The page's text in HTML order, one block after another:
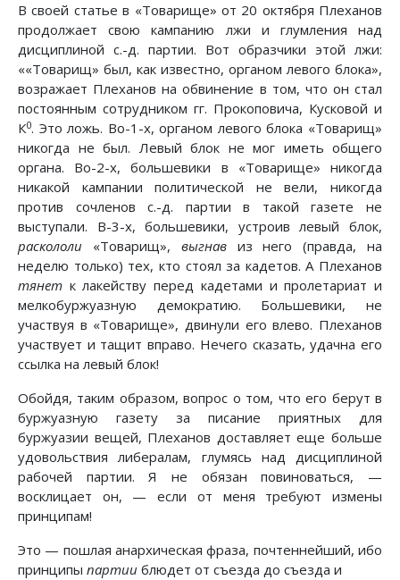
В своей статье в «Товарище» от 20 октября Плеханов
продолжает свою кампанию лжи и глумления над
дисциплиной с.-д. партии. Вот образчики этой лжи:
««Товарищ» был, как известно, органом левого блока»,
возражает Плеханов на обвинение в том, что он стал
постоянным сотрудником гг. Прокоповича, Кусковой и
К0. Это ложь. Во-1-х, органом левого блока «Товарищ»
никогда не был. Левый блок не мог иметь общего
органа. Во-2-х, большевики в «Товарище» никогда
никакой кампании политической не вели, никогда
против сочленов с.-д. партии в такой газете не
выступали. В-3-х, большевики, устроив левый блок,
раскололи «Товарищ», выгнавиз него (правда, на
неделю только) тех, кто стоял за кадетов. А Плеханов
тянет к лакейству перед кадетами и пролетариат и
мелкобуржуазную демократию. Большевики, не
участвуя в «Товарище», двинули его влево. Плеханов
участвует и тащит вправо. Нечего сказать, удачна его
ссылка на левый блок!
Обойдя, таким образом, вопрос о том, что его берут в
буржуазную газету за писание приятных для
буржуазии вещей, Плеханов доставляет еще больше
удовольствия либералам, глумясь над дисциплиной
рабочей партии. Я не обязан повиноваться, —
восклицает он, — если от меня требуют измены
принципам!
Это — пошлая анархическая фраза, почтеннейший, ибо
принципы партии блюдет от съезда до съезда и